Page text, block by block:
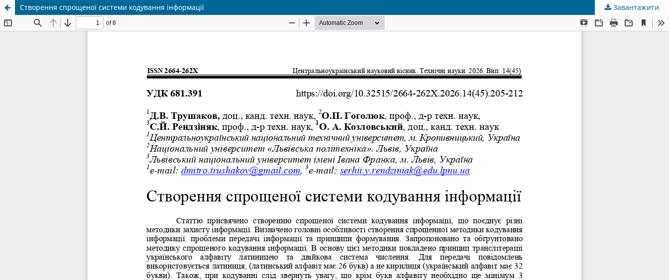
Створення спрощеної системи кодування інформації Завантажити